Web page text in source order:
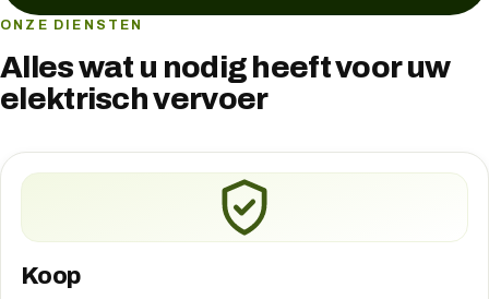
ONZE DIENSTEN
Alles wat u nodig heeft voor uw
elektrisch vervoer
Koop